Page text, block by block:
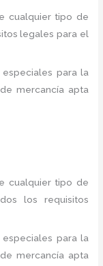
cualquier tipo de
legales para el
para la
mercancía apta
cualquier tipo de
los requisitos
para la
mercancía apta